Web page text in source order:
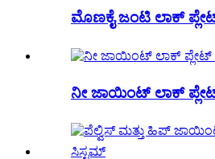
ಮೊಣಕೈ ಜಂಟಿ ಲಾಕ್
ನೀ ಜಾಯಿಂಟ್ ಲಾಕ್